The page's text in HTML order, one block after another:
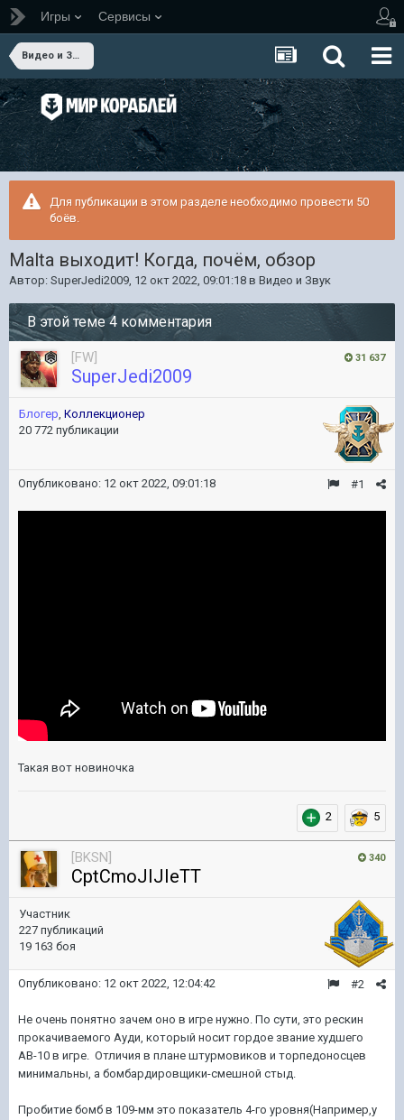
Игры Сервисы
Видео и Звук
Для публикации в этом разделе необходимо провести 50
боёв.
Malta выходит! Когда, почём, обзор
Автор: SuperJedi2009, 12 окт 2022, 09:01:18 в Видео и Звук
В этой теме 4 комментария
31 637
[FW]
SuperJedi2009
Блогер, Коллекционер
20 772 публикации
#1
Опубликовано: 12 окт 2022, 09:01:18
Такая вот новиночка
2 5
340
[BKSN]
CptCmoJIJIeTT
Участник
227 публикаций
19 163 боя
#2
Опубликовано: 12 окт 2022, 12:04:42
Не очень понятно зачем оно в игре нужно. По сути, это рескин
прокачиваемого Ауди, который носит гордое звание худшего
АВ-10 в игре. Отличия в плане штурмовиков и торпедоносцев
минимальны, а бомбардировщики-смешной стыд.
Пробитие бомб в 109-мм это показатель 4-го уровня(Например,у